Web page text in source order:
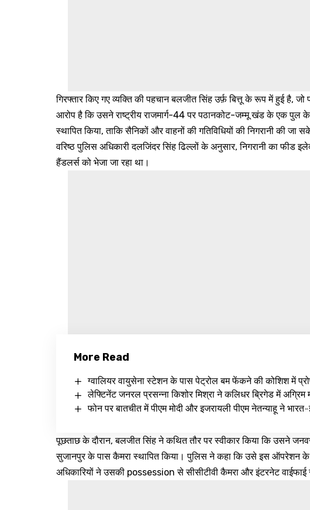
गिरफ्तार किए गए व्यक्ति की पहचान बलजीत सिंह उर्फ़ बित्तू के रूप में हुई है,
आरोप है कि उसने राष्ट्रीय राजमार्ग-44 पर पठानकोट-जम्मू खंड के एक पुल
स्थापित किया, ताकि सैनिकों और वाहनों की गतिविधियों की निगरानी की जा
वरिष्ठ पुलिस अधिकारी दलजिंदर सिंह ढिल्लों के अनुसार, निगरानी का फीड
हैंडलर्स को भेजा जा रहा था।
More Read
ग्वालियर वायुसेना स्टेशन के पास पेट्रोल बम फेंकने की कोशिश में
लेफ्टिनेंट जनरल प्रसन्ना किशोर मिश्रा ने कलिधर ब्रिगेड में अग्रिम
फोन पर बातचीत में पीएम मोदी और इजरायली पीएम नेतन्याहू ने
पूछताछ के दौरान, बलजीत सिंह ने कथित तौर पर स्वीकार किया कि उसने
सुजानपुर के पास कैमरा स्थापित किया। पुलिस ने कहा कि उसे इस ऑपरेशन
अधिकारियों ने उसकी possession से सीसीटीवी कैमरा और इंटरनेट वाईफाई